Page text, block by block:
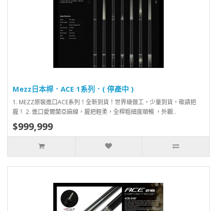
Mezz日本桿．ACE 1系列．( 停產中 )
1. MEZZ原裝進口ACE系列！全新到貨！世界級做工，少量到貨，敬請把
握！ 2. 進口愛爾蘭亞麻線，握把輕柔，全桿粗細度順暢 ，外觀..
$999,999